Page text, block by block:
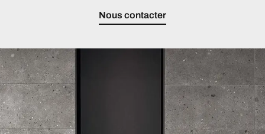
Nous contacter